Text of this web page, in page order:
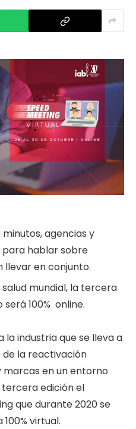
minutos, agencias y
hablar sobre
llevar en conjunto.
mundial, la tercera
100% online.
la industria que se lleva a
de la reactivación
en un entorno
tercera edición el
que durante 2020 se
virtual.